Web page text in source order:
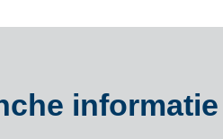
informatie